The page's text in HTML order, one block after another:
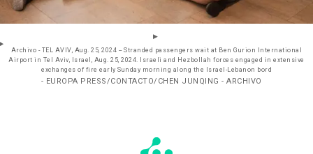
Archivo - TEL AVIV, Aug. 25, 2024 -- Stranded passengers wait at Ben Gurion International
Airport in Tel Aviv, Israel, Aug. 25, 2024. Israeli and Hezbollah forces engaged in extensive
exchanges of fire early Sunday morning along the Israel-Lebanon bord
- EUROPA PRESS/CONTACTO/CHEN JUNQING - ARCHIVO